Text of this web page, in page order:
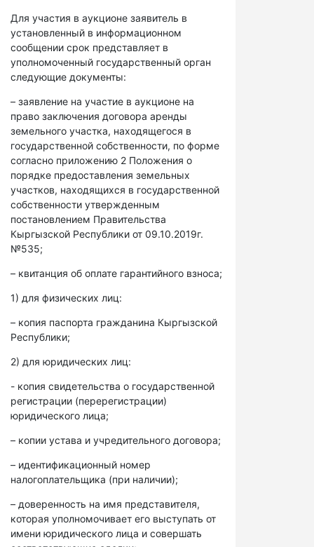
Для участия в аукционе заявитель в
установленный в информационном
сообщении срок представляет в
уполномоченный государственный орган
следующие документы:
– заявление на участие в аукционе на
право заключения договора аренды
земельного участка, находящегося в
государственной собственности, по форме
согласно приложению 2 Положения о
порядке предоставления земельных
участков, находящихся в государственной
собственности утвержденным
постановлением Правительства
Кыргызской Республики от 09.10.2019г.
№535;
– квитанция об оплате гарантийного взноса;
1) для физических лиц:
– копия паспорта гражданина Кыргызской
Республики;
2) для юридических лиц:
- копия свидетельства о государственной
регистрации (перерегистрации)
юридического лица;
– копии устава и учредительного договора;
– идентификационный номер
налогоплательщика (при наличии);
– доверенность на имя представителя,
которая уполномочивает его выступать от
имени юридического лица и совершать